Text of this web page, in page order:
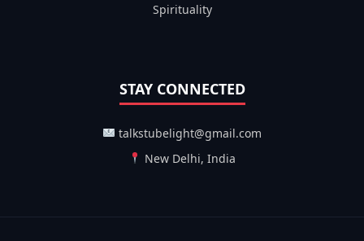
Spirituality
STAY CONNECTED
talkstubelight@gmail.com
New Delhi, India